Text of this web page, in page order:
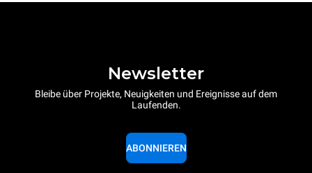
Newsletter
Bleibe über Projekte, Neuigkeiten und Ereignisse auf dem
Laufenden.
ABONNIEREN